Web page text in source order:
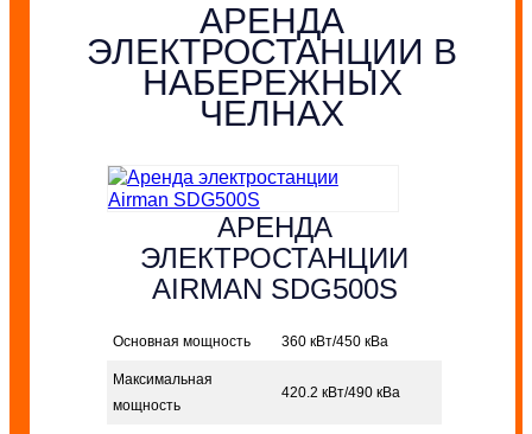
АРЕНДА
ЭЛЕКТРОСТАНЦИИ В
НАБЕРЕЖНЫХ
ЧЕЛНАХ
АРЕНДА
ЭЛЕКТРОСТАНЦИИ
AIRMAN SDG500S
Основная мощность 360 кВт/450 кВа
Максимальная
мощность
420.2 кВт/490 кВа